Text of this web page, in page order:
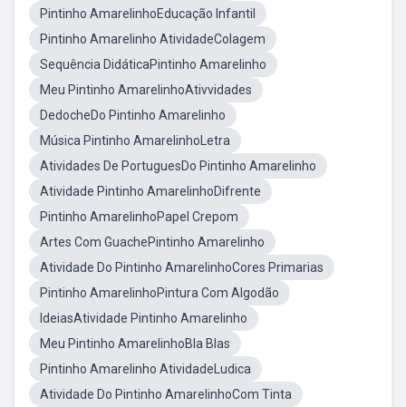
Pintinho AmarelinhoEducação Infantil
Pintinho Amarelinho AtividadeColagem
Sequência DidáticaPintinho Amarelinho
Meu Pintinho AmarelinhoAtivvidades
DedocheDo Pintinho Amarelinho
Música Pintinho AmarelinhoLetra
Atividades De PortuguesDo Pintinho Amarelinho
Atividade Pintinho AmarelinhoDifrente
Pintinho AmarelinhoPapel Crepom
Artes Com GuachePintinho Amarelinho
Atividade Do Pintinho AmarelinhoCores Primarias
Pintinho AmarelinhoPintura Com Algodão
IdeiasAtividade Pintinho Amarelinho
Meu Pintinho AmarelinhoBla Blas
Pintinho Amarelinho AtividadeLudica
Atividade Do Pintinho AmarelinhoCom Tinta